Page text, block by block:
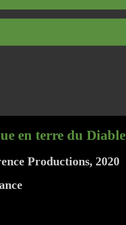
en terre du Diable
Productions, 2020